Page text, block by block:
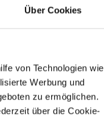
Über Cookies
von Technologien wie
Werbung und
zu ermöglichen.
über die Cookie-